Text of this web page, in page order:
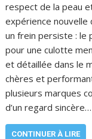
respect de la peau
expérience
un frein persiste : le
pour une culotte
et détaillée dans le
chères et
plusieurs marques
d’un regard sincère…
CONTINUER À LIRE